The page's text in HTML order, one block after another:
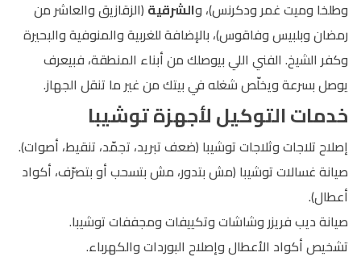
وطلخا وميت غمر ودكرنس)، والشرقية (الزقازيق والعاشر من
رمضان وبلبيس وفاقوس)، بالإضافة للغربية والمنوفية والبحيرة
وكفر الشيخ. الفني اللي بيوصلك من أبناء المنطقة، فبيعرف
يوصل بسرعة ويخلّص شغله في بيتك من غير ما تنقل الجهاز.
خدمات التوكيل لأجهزة توشيبا
إصلاح تلاجات وثلاجات توشيبا (ضعف تبريد، تجمّد، تنقيط، أصوات).
صيانة غسالات توشيبا (مش بتدور، مش بتسحب أو بتصرّف، أكواد
أعطال).
صيانة ديب فريزر وشاشات وتكييفات ومجففات توشيبا.
تشخيص أكواد الأعطال وإصلاح البوردات والكهرباء.